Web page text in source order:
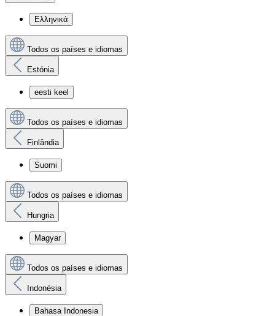
Ελληνικά
Todos os países e idiomas
Estónia
eesti keel
Todos os países e idiomas
Finlândia
Suomi
Todos os países e idiomas
Hungria
Magyar
Todos os países e idiomas
Indonésia
Bahasa Indonesia